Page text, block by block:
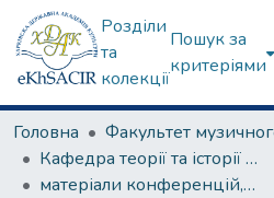
Розділи
та
колекції
Пошук за
критеріями
Головна
Кафедра теорії та історії музики
матеріали конференцій, семінарів, круглих столів та ін.